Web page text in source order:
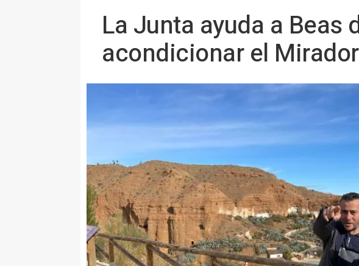
La Junta ayuda a Beas
acondicionar el